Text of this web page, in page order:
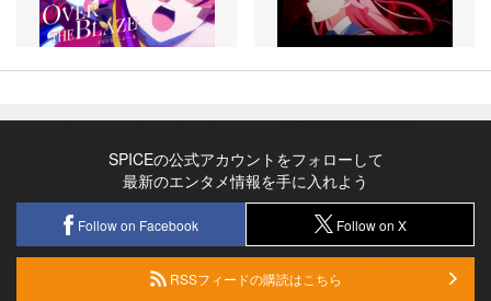
SPICEの公式アカウントをフォローして
最新のエンタメ情報を手に入れよう
Follow on Facebook Follow on X
RSSフィードの購読はこちら